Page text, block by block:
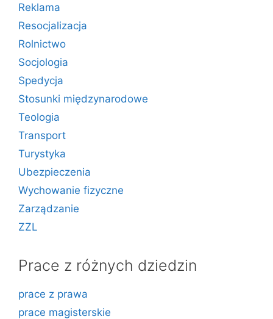
Reklama
Resocjalizacja
Rolnictwo
Socjologia
Spedycja
Stosunki międzynarodowe
Teologia
Transport
Turystyka
Ubezpieczenia
Wychowanie fizyczne
Zarządzanie
ZZL
Prace z różnych dziedzin
prace z prawa
prace magisterskie